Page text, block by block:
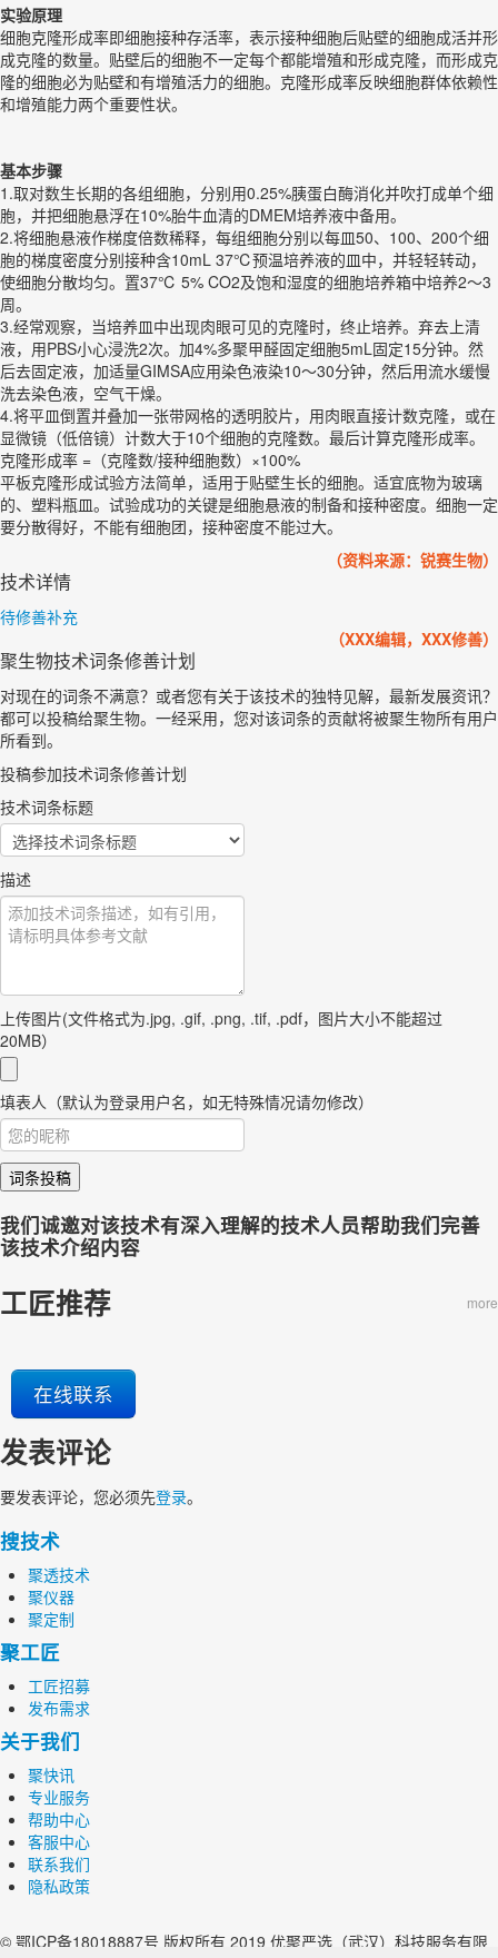
实验原理
细胞克隆形成率即细胞接种存活率，表示接种细胞后贴壁的细胞成活并形
成克隆的数量。贴壁后的细胞不一定每个都能增殖和形成克隆，而形成克
隆的细胞必为贴壁和有增殖活力的细胞。克隆形成率反映细胞群体依赖性
和增殖能力两个重要性状。
基本步骤
1.取对数生长期的各组细胞，分别用0.25%胰蛋白酶消化并吹打成单个细
胞，并把细胞悬浮在10%胎牛血清的DMEM培养液中备用。
2.将细胞悬液作梯度倍数稀释，每组细胞分别以每皿50、100、200个细
胞的梯度密度分别接种含10mL 37℃预温培养液的皿中，并轻轻转动，
使细胞分散均匀。置37℃ 5% CO2及饱和湿度的细胞培养箱中培养2～3
周。
3.经常观察，当培养皿中出现肉眼可见的克隆时，终止培养。弃去上清
液，用PBS小心浸洗2次。加4%多聚甲醛固定细胞5mL固定15分钟。然
后去固定液，加适量GIMSA应用染色液染10～30分钟，然后用流水缓慢
洗去染色液，空气干燥。
4.将平皿倒置并叠加一张带网格的透明胶片，用肉眼直接计数克隆，或在
显微镜（低倍镜）计数大于10个细胞的克隆数。最后计算克隆形成率。
克隆形成率 =（克隆数/接种细胞数）×100%
平板克隆形成试验方法简单，适用于贴壁生长的细胞。适宜底物为玻璃
的、塑料瓶皿。试验成功的关键是细胞悬液的制备和接种密度。细胞一定
要分散得好，不能有细胞团，接种密度不能过大。
（资料来源：锐赛生物）
技术详情
待修善补充
（XXX编辑，XXX修善）
聚生物技术词条修善计划
对现在的词条不满意？或者您有关于该技术的独特见解，最新发展资讯？
都可以投稿给聚生物。一经采用，您对该词条的贡献将被聚生物所有用户
所看到。
投稿参加技术词条修善计划
技术词条标题
描述
上传图片(文件格式为.jpg, .gif, .png, .tif, .pdf，图片大小不能超过
20MB）
填表人（默认为登录用户名，如无特殊情况请勿修改）
词条投稿
我们诚邀对该技术有深入理解的技术人员帮助我们完善
该技术介绍内容
工匠推荐 more
在线联系
发表评论
要发表评论，您必须先登录。
搜技术
聚透技术
聚仪器
聚定制
聚工匠
工匠招募
发布需求
关于我们
聚快讯
专业服务
帮助中心
客服中心
联系我们
隐私政策
© 鄂ICP备18018887号 版权所有 2019 优聚严选（武汉）科技服务有限